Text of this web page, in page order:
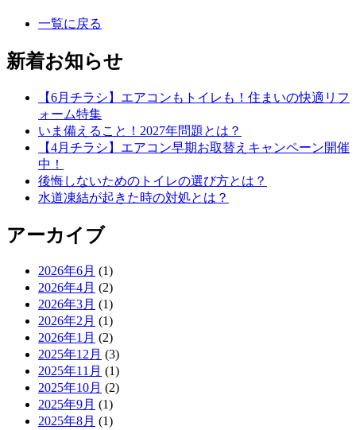
一覧に戻る
新着お知らせ
【6月チラシ】エアコンもトイレも！住まいの快適リフ
ォーム特集
いま備えること！2027年問題とは？
【4月チラシ】エアコン早期お取替えキャンペーン開催
中！
後悔しないためのトイレの選び方とは？
水道凍結が起きた時の対処とは？
アーカイブ
2026年6月 (1)
2026年4月 (2)
2026年3月 (1)
2026年2月 (1)
2026年1月 (2)
2025年12月 (3)
2025年11月 (1)
2025年10月 (2)
2025年9月 (1)
2025年8月 (1)